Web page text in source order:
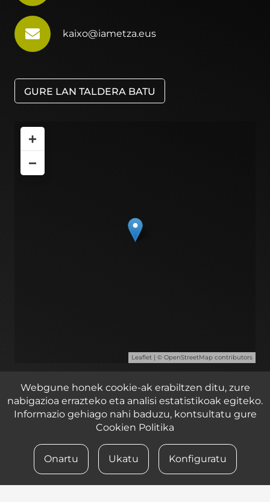
kaixo@iametza.eus
GURE LAN TALDERA BATU
+
−
Leaflet | © OpenStreetMap contributors
© 2023 iametza interaktiboa
LEGE OHARRA
PRIBATUTASUN POLITIKA
Webgune honek cookie-ak erabiltzen ditu, zure
nabigazioa errazteko eta analisi estatistikoak egiteko.
Informazio gehiago nahi baduzu, kontsultatu gure
Cookien Politika
Onartu Ukatu Konfiguratu